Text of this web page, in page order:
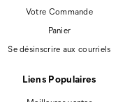
Votre Commande
Panier
Se désinscrire aux courriels
Liens Populaires